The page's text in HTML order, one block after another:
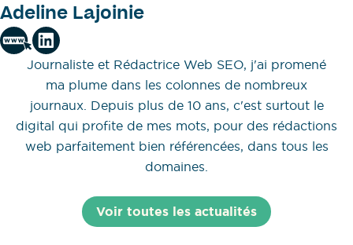
Adeline Lajoinie
Journaliste et Rédactrice Web SEO, j'ai promené
ma plume dans les colonnes de nombreux
journaux. Depuis plus de 10 ans, c'est surtout le
digital qui profite de mes mots, pour des rédactions
web parfaitement bien référencées, dans tous les
domaines.
Voir toutes les actualités